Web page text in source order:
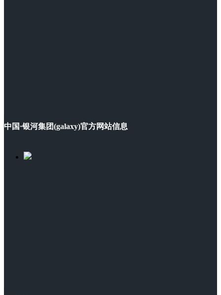
中国·银河集团(galaxy)官方网站信息